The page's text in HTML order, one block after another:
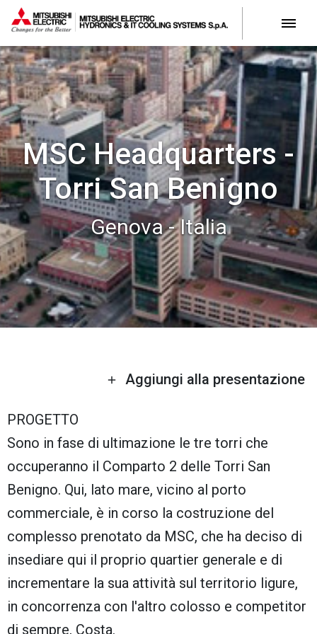
MSC Headquarters -
Torri San Benigno
Genova - Italia
Aggiungi alla presentazione
PROGETTO
Sono in fase di ultimazione le tre torri che
occuperanno il Comparto 2 delle Torri San
Benigno. Qui, lato mare, vicino al porto
commerciale, è in corso la costruzione del
complesso prenotato da MSC, che ha deciso di
insediare qui il proprio quartier generale e di
incrementare la sua attività sul territorio ligure,
in concorrenza con l'altro colosso e competitor
di sempre, Costa.